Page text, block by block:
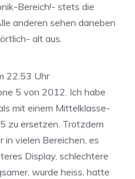
Bereich!- stets die
anderen sehen daneben
alt aus.
22:53 Uhr
5 von 2012. Ich habe
mit einem Mittelklasse-
zu ersetzen. Trotzdem
in vielen Bereichen, es
Display, schlechtere
wurde heiss, hatte